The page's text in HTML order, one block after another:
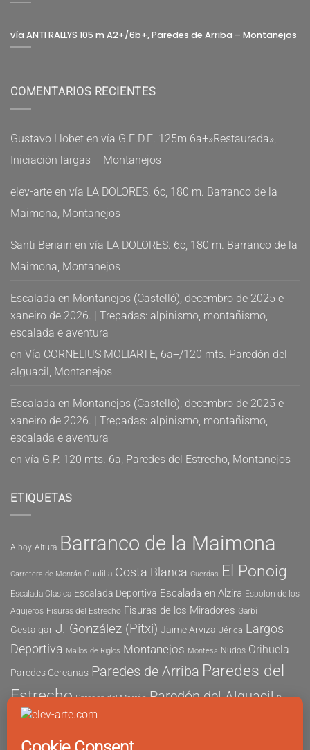
vía ANTI RALLYS 105 m A2+/6b+, Paredes de Arriba – Montanejos
COMENTARIOS RECIENTES
Gustavo Llobet en vía G.E.D.E. 125m 6a+»Restaurada»,
Iniciación largas – Montanejos
elev-arte en vía LA DOLORES. 6c, 180 m. Barranco de la
Maimona, Montanejos
Santi Beriain en vía LA DOLORES. 6c, 180 m. Barranco de la
Maimona, Montanejos
Escalada en Montanejos (Castelló), decembro de 2025 e
xaneiro de 2026. | Trepadas: alpinismo, montañismo,
escalada e aventura
en Vía CORNELIUS MOLIARTE, 6a+/120 mts. Paredón del
alguacil, Montanejos
Escalada en Montanejos (Castelló), decembro de 2025 e
xaneiro de 2026. | Trepadas: alpinismo, montañismo,
escalada e aventura
en vía G.P. 120 mts. 6a, Paredes del Estrecho, Montanejos
ETIQUETAS
Alboy Altura Barranco de la Maimona
Carretera de Montán Chulilla Costa Blanca Cuerdas El Ponoig
Escalada Clásica Escalada Deportiva Escalada en Alzira Espolón de los
Agujeros Fisuras del Estrecho Fisuras de los Miradores Garbí
Gestalgar J. González (Pitxi) Jaime Arviza Jérica Largos
Deportiva Mallos de Riglos Montanejos Montesa Nudos Orihuela
Paredes Cercanas Paredes de Arriba Paredes del
Estrecho Paredes del Morrón Paredón del Alguacil Pau
Vicent Peña María Peñón de Ifach
Este Sector Sur Sector Tubo Seguridad